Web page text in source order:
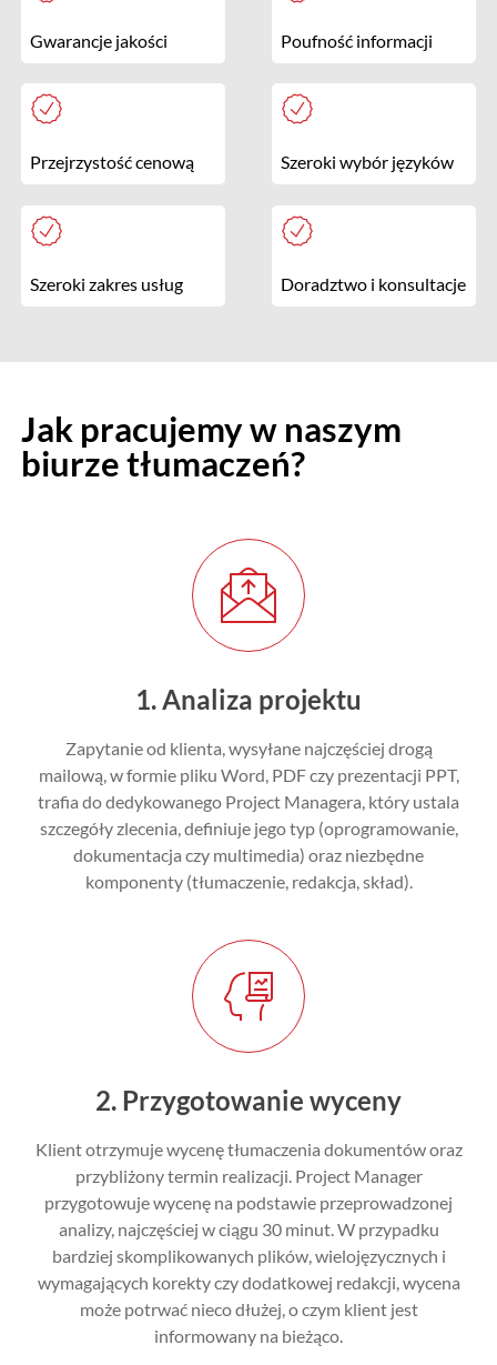
Gwarancje jakości Poufność informacji
Przejrzystość cenową Szeroki wybór języków
Szeroki zakres usług Doradztwo i konsultacje
Jak pracujemy w naszym
biurze tłumaczeń?
1. Analiza projektu
Zapytanie od klienta, wysyłane najczęściej drogą
mailową, w formie pliku Word, PDF czy prezentacji PPT,
trafia do dedykowanego Project Managera, który ustala
szczegóły zlecenia, definiuje jego typ (oprogramowanie,
dokumentacja czy multimedia) oraz niezbędne
komponenty (tłumaczenie, redakcja, skład).
2. Przygotowanie wyceny
Klient otrzymuje wycenę tłumaczenia dokumentów oraz
przybliżony termin realizacji. Project Manager
przygotowuje wycenę na podstawie przeprowadzonej
analizy, najczęściej w ciągu 30 minut. W przypadku
bardziej skomplikowanych plików, wielojęzycznych i
wymagających korekty czy dodatkowej redakcji, wycena
może potrwać nieco dłużej, o czym klient jest
informowany na bieżąco.